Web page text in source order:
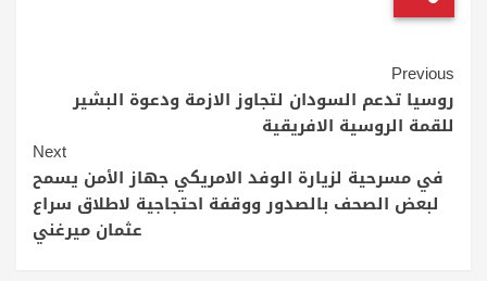
Continue
Reading
Previous
روسيا تدعم السودان لتجاوز الازمة ودعوة البشير
للقمة الروسية الافريقية
Next
في مسرحية لزيارة الوفد الامريكي جهاز الأمن يسمح
لبعض الصحف بالصدور ووقفة احتجاجية لاطلاق سراع
عثمان ميرغني